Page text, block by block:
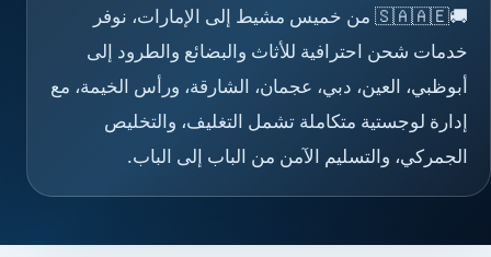
🚚🇸🇦🇦🇪 من خميس مشيط إلى الإمارات، نوفر
خدمات شحن احترافية للأثاث والبضائع والطرود إلى
أبوظبي، العين، دبي، عجمان، الشارقة، ورأس الخيمة، مع
إدارة لوجستية متكاملة تشمل التغليف، والتخليص
الجمركي، والتسليم الآمن من الباب إلى الباب.